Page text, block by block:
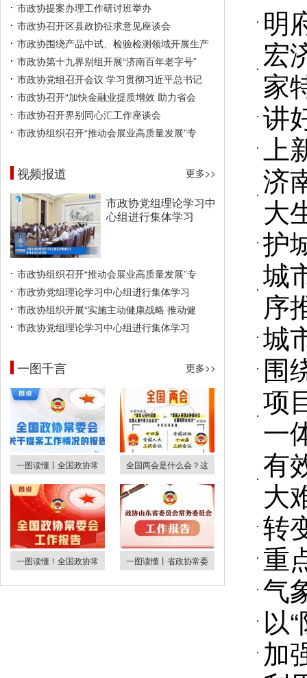
市政协提案办理工作研讨班举办
市政协召开区县政协征求意见座谈会
市政协围绕产品中试、检验检测领域开展生产
市政协第十九界别组开展“济南百年老字号”
市政协党组召开会议 学习贯彻习近平总书记
市政协召开“加快金融业提质增效 助力省会
市政协召开界别同心汇工作座谈会
市政协组织召开“推动会展业高质量发展”专
视频报道 更多>>
市政协党组理论学习中
心组进行集体学习
市政协组织召开“推动会展业高质量发展”专
市政协党组理论学习中心组进行集体学习
市政协组织开展“实施主动健康战略 推动健
市政协党组理论学习中心组进行集体学习
一图千言 更多>>
一图读懂丨全国政协常 全国两会是什么会？这
一图读懂！全国政协常 一图读懂丨省政协常委
明
宏
家
讲
上
济
大
护
城
序
城
围
项
一
有
大
转
重
气
以
加